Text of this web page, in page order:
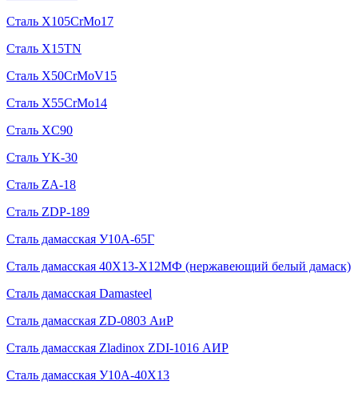
Сталь X105CrMo17
Сталь X15TN
Сталь X50CrMoV15
Сталь X55CrMo14
Сталь XC90
Сталь YK-30
Сталь ZA-18
Сталь ZDP-189
Сталь дамасская У10А-65Г
Сталь дамасская 40Х13-Х12МФ (нержавеющий белый дамаск)
Сталь дамасская Damasteel
Сталь дамасская ZD-0803 АиР
Сталь дамасская Zladinox ZDI-1016 АИР
Сталь дамасская У10А-40Х13